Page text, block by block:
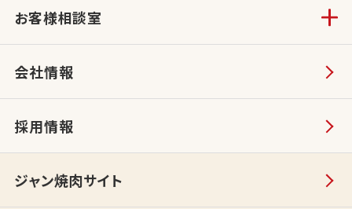
お客様相談室
会社情報
採用情報
ジャン焼肉サイト